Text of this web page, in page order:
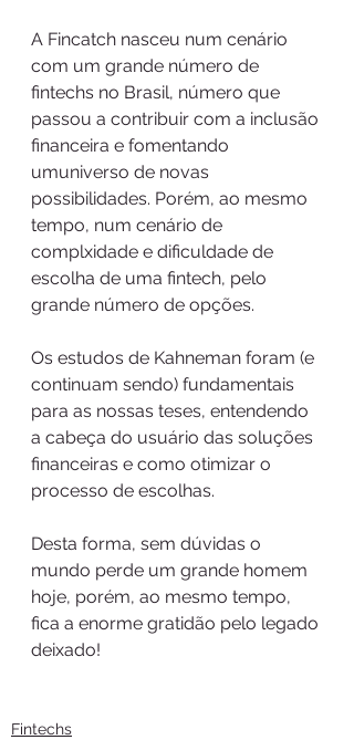
A Fincatch nasceu num cenário
com um grande número de
fintechs no Brasil, número que
passou a contribuir com a inclusão
financeira e fomentando
umuniverso de novas
possibilidades. Porém, ao mesmo
tempo, num cenário de
complxidade e dificuldade de
escolha de uma fintech, pelo
grande número de opções.
Os estudos de Kahneman foram (e
continuam sendo) fundamentais
para as nossas teses, entendendo
a cabeça do usuário das soluções
financeiras e como otimizar o
processo de escolhas.
Desta forma, sem dúvidas o
mundo perde um grande homem
hoje, porém, ao mesmo tempo,
fica a enorme gratidão pelo legado
deixado!
Fintechs